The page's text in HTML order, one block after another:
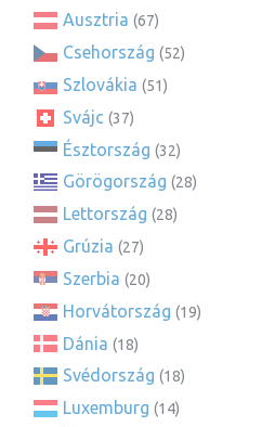
Ausztria (67)
Csehország (52)
Szlovákia (51)
Svájc (37)
Észtország (32)
Görögország (28)
Lettország (28)
Grúzia (27)
Szerbia (20)
Horvátország (19)
Dánia (18)
Svédország (18)
Luxemburg (14)